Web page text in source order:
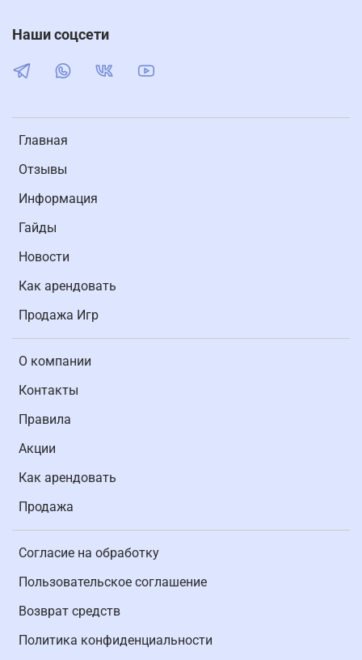
Главная
Отзывы
Информация
Гайды
Новости
Как арендовать
Продажа Игр
О компании
Контакты
Правила
Акции
Как арендовать
Продажа
Согласие на обработку
Пользовательское соглашение
Возврат средств
Политика конфиденциальности
Наши соцсети